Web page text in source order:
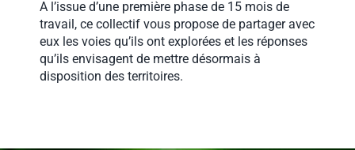
A l’issue d’une première phase de 15 mois de
travail, ce collectif vous propose de partager avec
eux les voies qu’ils ont explorées et les réponses
qu’ils envisagent de mettre désormais à
disposition des territoires.